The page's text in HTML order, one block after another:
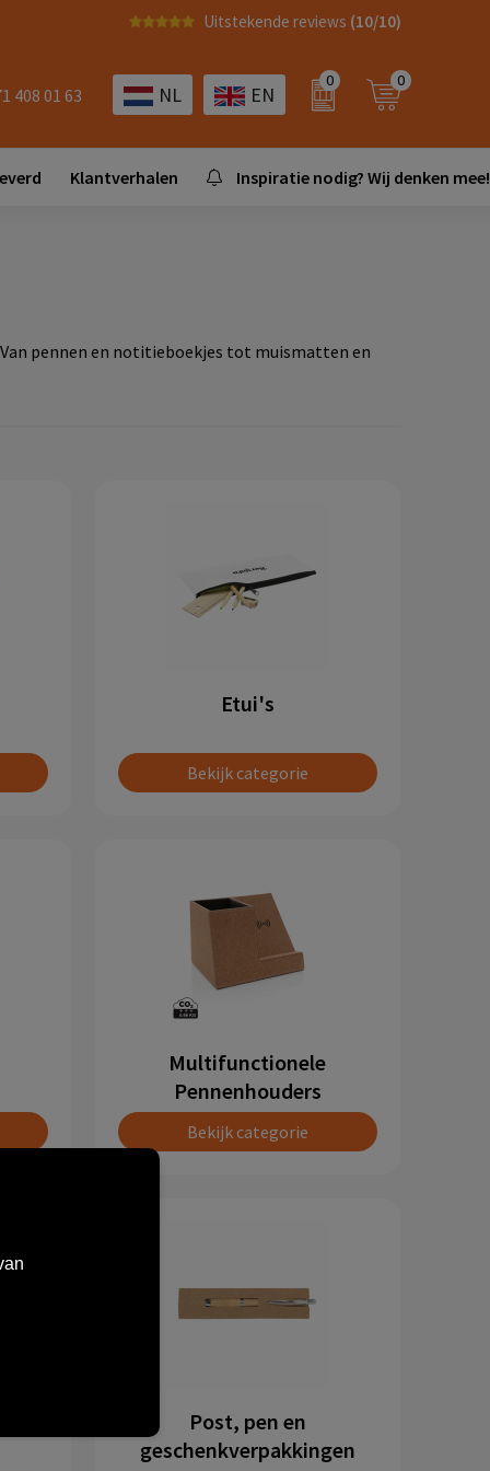
Uitstekende reviews (10/10)
408 01 63 NL EN
0 0
Klantverhalen Inspiratie nodig? Wij denken mee!
pennen en notitieboekjes tot muismatten en
Etui's
Bekijk categorie
Multifunctionele
Pennenhouders
Bekijk categorie
Post, pen en
geschenkverpakkingen